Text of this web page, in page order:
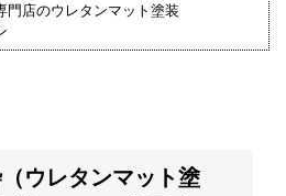
門店のウレタンマット塗装
ウレタンマット塗